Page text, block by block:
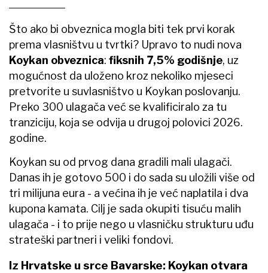
Što ako bi obveznica mogla biti tek prvi korak
prema vlasništvu u tvrtki? Upravo to nudi nova
Koykan obveznica: fiksnih 7,5% godišnje, uz
mogućnost da uloženo kroz nekoliko mjeseci
pretvorite u suvlasništvo u Koykan poslovanju.
Preko 300 ulagača već se kvalificiralo za tu
tranziciju, koja se odvija u drugoj polovici 2026.
godine.
Koykan su od prvog dana gradili mali ulagači.
Danas ih je gotovo 500 i do sada su uložili više od
tri milijuna eura - a većina ih je već naplatila i dva
kupona kamata. Cilj je sada okupiti tisuću malih
ulagača - i to prije nego u vlasničku strukturu uđu
strateški partneri i veliki fondovi.
Iz Hrvatske u srce Bavarske: Koykan otvara